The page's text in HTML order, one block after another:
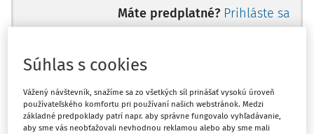
Máte predplatné? Prihláste sa
Ups, zatiaľ ste si prečítali len
začiatok...
Súhlas s cookies
Vážený návštevník, snažíme sa zo všetkých síl prinášať vysokú úroveň
používateľského komfortu pri používaní našich webstránok. Medzi
základné predpoklady patrí napr. aby správne fungovalo vyhľadávanie,
aby sme vás neobťažovali nevhodnou reklamou alebo aby sme mali